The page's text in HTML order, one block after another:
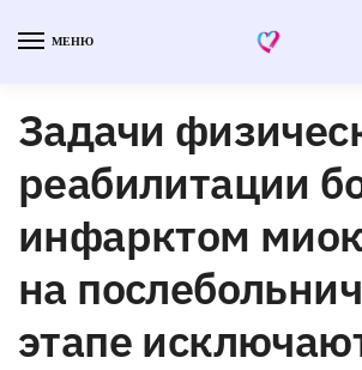
МЕНЮ
Задачи
реабилитации
инфарктом
на
этапе